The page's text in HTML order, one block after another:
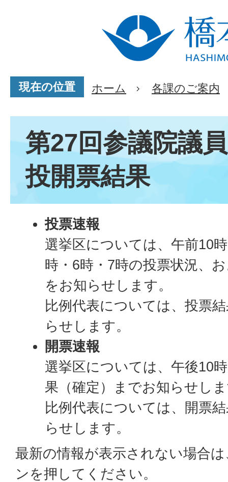
現在の位置 ホーム 各課のご案内
第27回参議院議
投開票結果
投票速報
選挙区については、午前10
時・6時・7時の投票状況、
をお知らせします。
比例代表については、投票
らせします。
開票速報
選挙区については、午後10
果（確定）までお知らせし
比例代表については、開票
らせします。
最新の情報が表示されない場合
ンを押してください。